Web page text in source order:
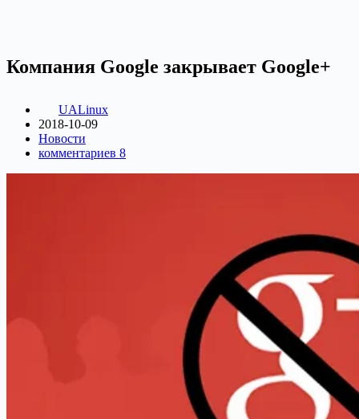
Компания Google закрывает Google+
UALinux
2018-10-09
Новости
комментариев 8